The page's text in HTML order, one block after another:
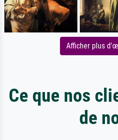
Afficher plus
Ce que nos
de